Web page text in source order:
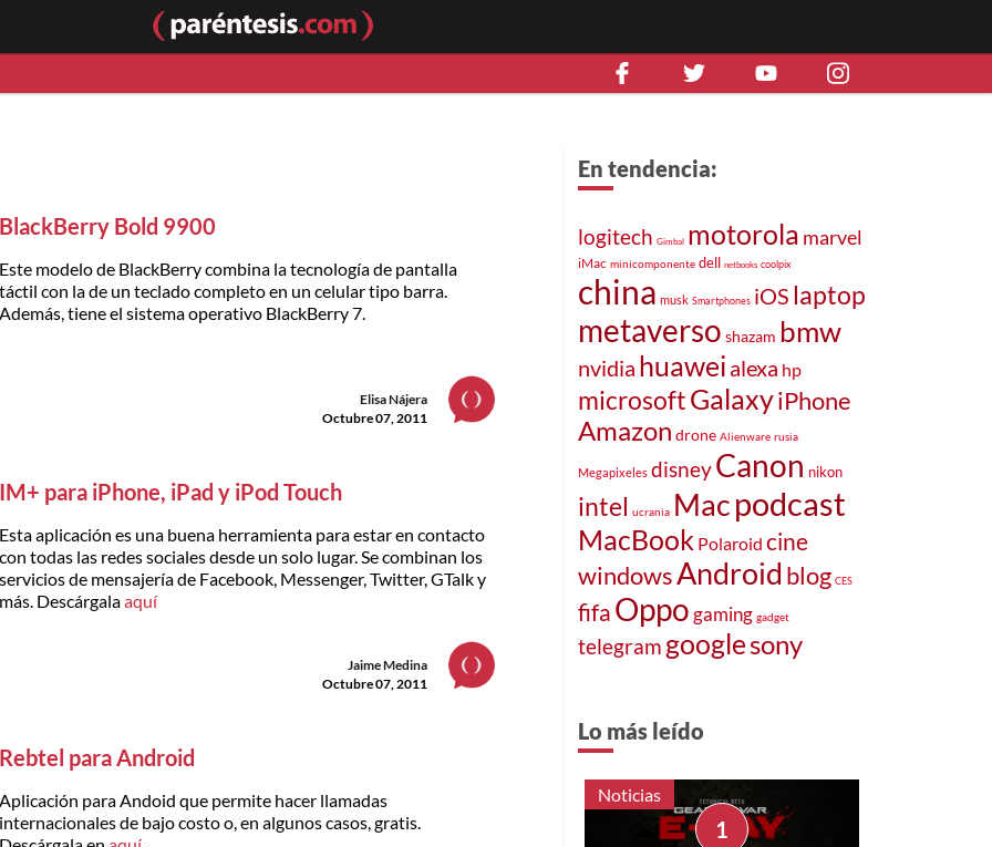
BlackBerry Bold 9900
Este modelo de BlackBerry combina la tecnología de pantalla
táctil con la de un teclado completo en un celular tipo barra.
Además, tiene el sistema operativo BlackBerry 7.
Elisa Nájera
Octubre 07, 2011
IM+ para iPhone, iPad y iPod Touch
Esta aplicación es una buena herramienta para estar en contacto
con todas las redes sociales desde un solo lugar. Se combinan los
servicios de mensajería de Facebook, Messenger, Twitter, GTalk y
más. Descárgalaaquí
Jaime Medina
Octubre 07, 2011
Rebtel para Android
Aplicación para Andoid que permite hacer llamadas
internacionales de bajo costo o, en algunos casos, gratis.
En tendencia:
logitech Gimbal motorola marvel
iMac minicomponente dell netbooks coolpix
china musk Smartphones iOS laptop
metaverso shazam bmw
nvidia huawei alexa hp
microsoftGalaxyiPhone
Amazon drone Alienware rusia
Megapixeles disneyCanon nikon
intel ucrania Macpodcast
MacBook Polaroid cine
windowsAndroid blog CES
fifaOppo gaming gadget
telegram googlesony
Lo más leído
Noticias